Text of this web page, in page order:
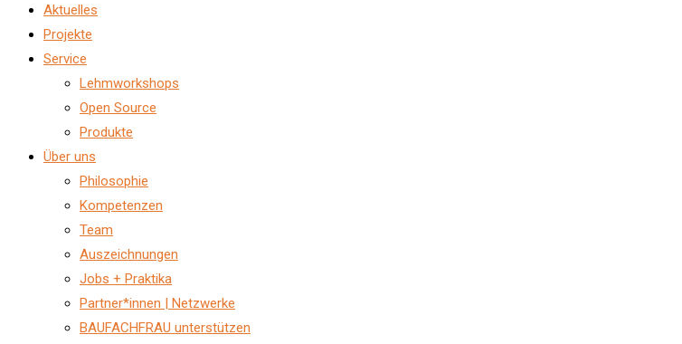
Aktuelles
Projekte
Service
Lehmworkshops
Open Source
Produkte
Über uns
Philosophie
Kompetenzen
Team
Auszeichnungen
Jobs + Praktika
Partner*innen | Netzwerke
BAUFACHFRAU unterstützen